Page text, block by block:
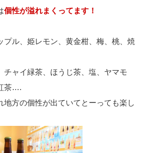
個性が溢れまくってます！
プル、姫レモン、黄金柑、梅、桃、焼
チャイ緑茶、ほうじ茶、塩、ヤマモ
茶….
地方の個性が出ていてとーっても楽し